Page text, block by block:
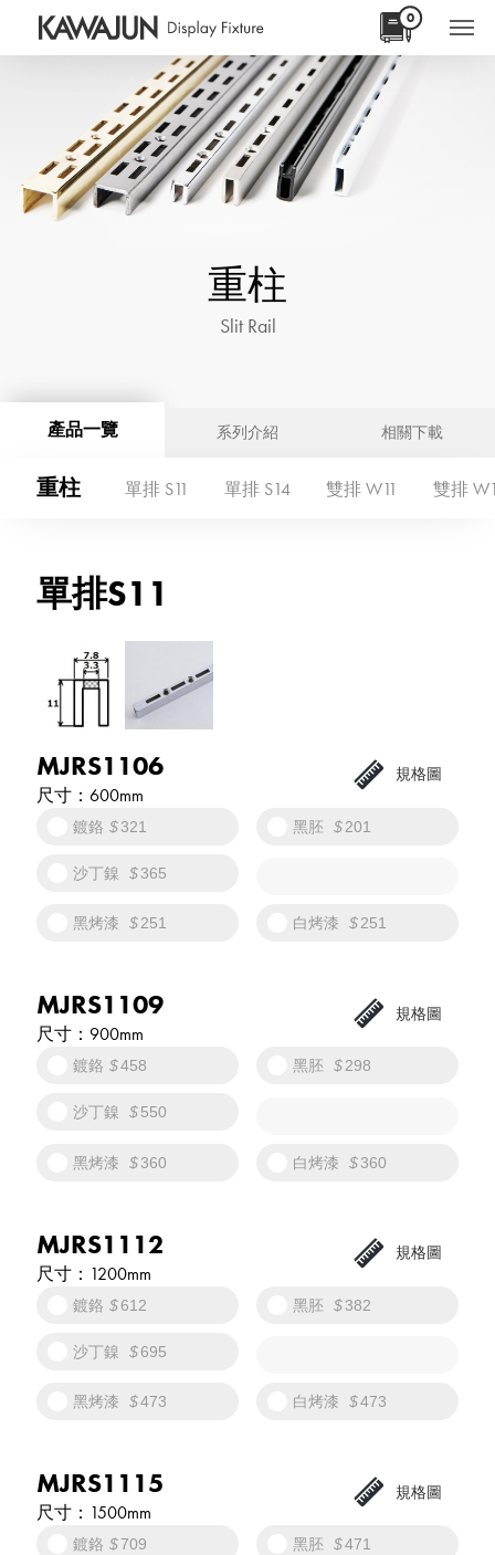
0
重柱
Slit Rail
產品一覽 系列介紹 相關下載
重柱 單排 S11 單排 S14 雙排 W11 雙排
單排S11
MJRS1106
600mm
鍍鉻 321 黑胚 201
沙丁鎳 365
黑烤漆 251 白烤漆 251
MJRS1109
900mm
鍍鉻 458 黑胚 298
沙丁鎳 550
黑烤漆 360 白烤漆 360
MJRS1112
1200mm
鍍鉻 612 黑胚 382
沙丁鎳 695
黑烤漆 473 白烤漆 473
MJRS1115
1500mm
鍍鉻 709 黑胚 471